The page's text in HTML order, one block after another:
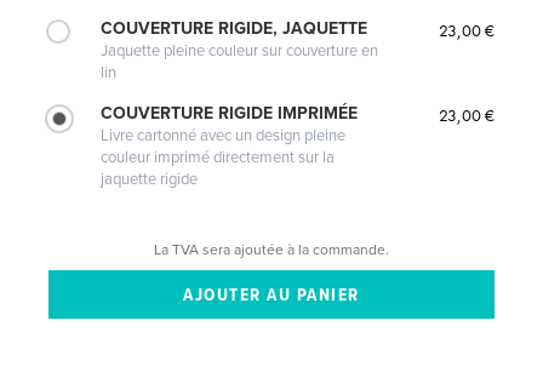
COUVERTURE RIGIDE, JAQUETTE
Jaquette pleine couleur sur couverture en
lin
23,00 €
COUVERTURE RIGIDE IMPRIMÉE
Livre cartonné avec un design pleine
couleur imprimé directement sur la
jaquette rigide
23,00 €
La TVA sera ajoutée à la commande.